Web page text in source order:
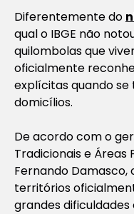
Diferentemente do
qual o IBGE não
quilombolas que
oficialmente
explícitas quando
domicílios.
De acordo com o
Tradicionais e Áreas
Fernando Damasco,
territórios
grandes